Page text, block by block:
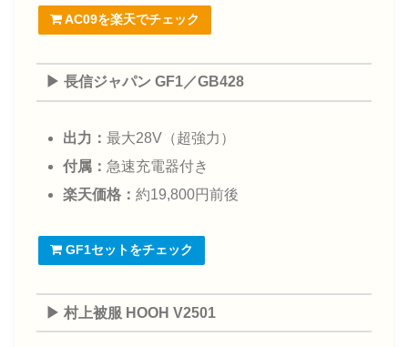
AC09を楽天でチェック
▶ 長信ジャパン GF1／GB428
出力：最大28V（超強力）
付属： 急速充電器付き
楽天価格：約19,800円前後
GF1セットをチェック
▶ 村上被服 HOOH V2501